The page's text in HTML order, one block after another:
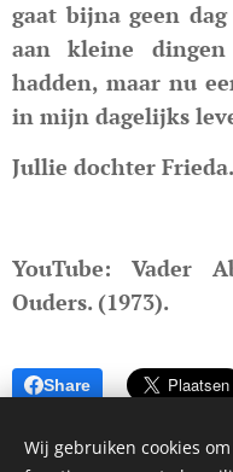
gaat bijna geen
aan kleine
hadden, maar nu
in mijn dagelijks
Jullie dochter Frieda.
YouTube: Vader
Ouders. (1973).
Share
Wij gebruiken cookies